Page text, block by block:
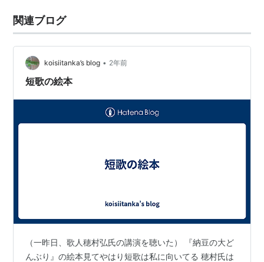
関連ブログ
koisiitanka’s blog • 2年前
短歌の絵本
（一昨日、歌人穂村弘氏の講演を聴いた） 『納豆の大ど
んぶり』の絵本見てやはり短歌は私に向いてる 穂村氏は